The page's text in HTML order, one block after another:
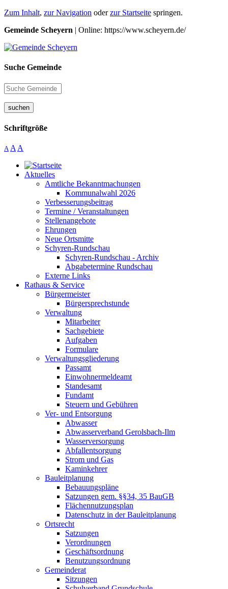
Zum Inhalt, zur Navigation oderzur Startseite springen.
Gemeinde Scheyern | Online: https://www.scheyern.de/
Suche Gemeinde
suchen
Schriftgröße
A A A
Aktuelles
Amtliche Bekanntmachungen
Kommunalwahl 2026
Verbesserungsbeitrag
Termine / Veranstaltungen
Stellenangebote
Ehrungen
Neue Ortsmitte
Schyren-Rundschau
Schyren-Rundschau - Archiv
Abgabetermine Rundschau
Externe Links
Rathaus & Service
Bürgermeister
Bürgersprechstunde
Verwaltung
Mitarbeiter
Sachgebiete
Aufgaben
Formulare
Verwaltungsgliederung
Passamt
Einwohnermeldeamt
Standesamt
Fundamt
Steuern und Gebühren
Ver- und Entsorgung
Abwasser
Abwasserverband Gerolsbach-Ilm
Wasserversorgung
Abfallentsorgung
Strom und Gas
Kaminkehrer
Bauleitplanung
Bebauungspläne
Satzungen gem. §§34, 35 BauGB
Flächennutzungsplan
Datenschutz in der Bauleitplanung
Ortsrecht
Satzungen
Verordnungen
Geschäftsordnung
Benutzungsordnung
Gemeinderat
Sitzungen